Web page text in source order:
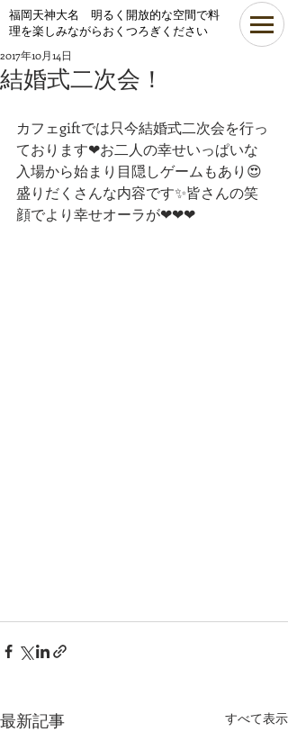
​福岡天神大名 明るく開放的な空間で料
理を楽しみながらおくつろぎください
結婚式二次会！
2017年10月14日
カフェgiftでは只今結婚式二次会を行っ
ております❤お二人の幸せいっぱいな
入場から始まり目隠しゲームもあり😍
盛りだくさんな内容です✨皆さんの笑
顔でより幸せオーラが❤❤❤
最新記事 すべて表示